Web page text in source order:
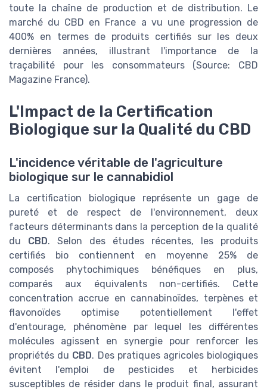
toute la chaîne de production et de distribution. Le
marché du CBD en France a vu une progression de
400% en termes de produits certifiés sur les deux
dernières années, illustrant l'importance de la
traçabilité pour les consommateurs (Source: CBD
Magazine France).
L'Impact de la Certification
Biologique sur la Qualité du CBD
L'incidence véritable de l'agriculture
biologique sur le cannabidiol
La certification biologique représente un gage de
pureté et de respect de l'environnement, deux
facteurs déterminants dans la perception de la qualité
du CBD. Selon des études récentes, les produits
certifiés bio contiennent en moyenne 25% de
composés phytochimiques bénéfiques en plus,
comparés aux équivalents non-certifiés. Cette
concentration accrue en cannabinoïdes, terpènes et
flavonoïdes optimise potentiellement l'effet
d'entourage, phénomène par lequel les différentes
molécules agissent en synergie pour renforcer les
propriétés du CBD. Des pratiques agricoles biologiques
évitent l'emploi de pesticides et herbicides
susceptibles de résider dans le produit final, assurant